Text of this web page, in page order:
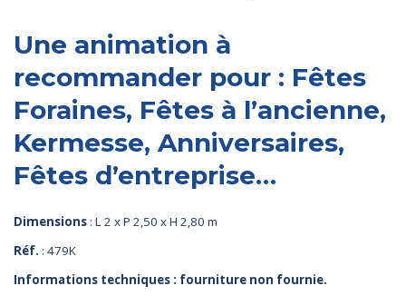
Une animation à
recommander pour : Fêtes
Foraines, Fêtes à l’ancienne,
Kermesse, Anniversaires,
Fêtes d’entreprise…
Dimensions : L 2 x P 2,50 x H 2,80 m
Réf. : 479K
Informations techniques : fourniture non fournie.